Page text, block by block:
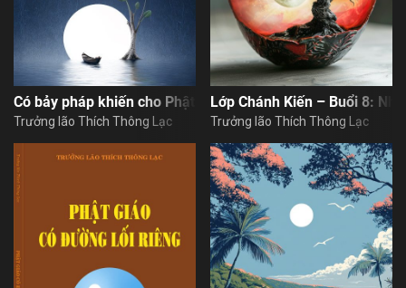
Có bảy pháp khiến cho Phật pháp hưng thịnh
Trưởng lão Thích Thông Lạc
Lớp Chánh Kiến – Buổi 8:
Trưởng lão Thích Thông Lạc
Họ và tên
Địa chỉ email
Nhập lại mật khẩu
thành công
Vui lòng kiểm tra email để xác thực
Địa chỉ email thành công
Liên kết để khôi phục mật khẩu đã
được gửi đến địa chỉ
Địa chỉ email
ĐĂNG NHẬP NGAY
Chia sẻ
Facebook Zalo Copy link